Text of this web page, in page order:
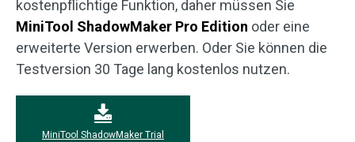
kostenpflichtige Funktion, daher müssen Sie
MiniTool ShadowMaker Pro Edition oder eine
erweiterte Version erwerben. Oder Sie können die
Testversion 30 Tage lang kostenlos nutzen.
MiniTool ShadowMaker Trial